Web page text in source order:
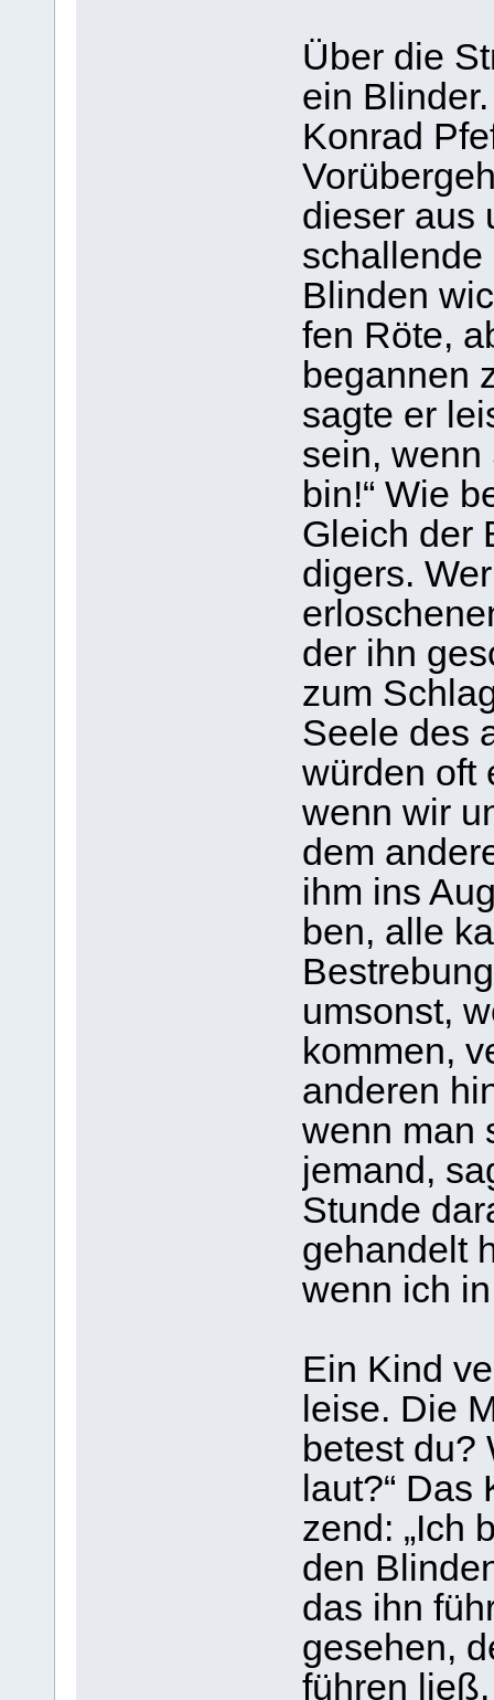
Über die
ein
Kon­rad
die­ser aus
schal­lende
Blin­den
fen Röte,
began­nen
sagte er
sein, wenn
bin!“ Wie
Gleich der
di­gers.
der ihn
zum
Seele des
wür­den oft
wenn wir
dem
ihm ins
ben, alle
umsonst,
kom­men,
ande­ren
wenn man
jemand,
Stunde
gehan­delt
wenn ich
Ein Kind
leise. Die
betest du?
laut?“
zend: „Ich
den
das ihn
gese­hen,
füh­ren